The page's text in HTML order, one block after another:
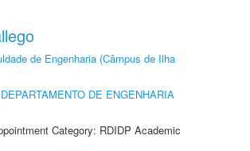
de Engenharia (Câmpus de Ilha
DEPARTAMENTO DE ENGENHARIA
Category: RDIDP Academic